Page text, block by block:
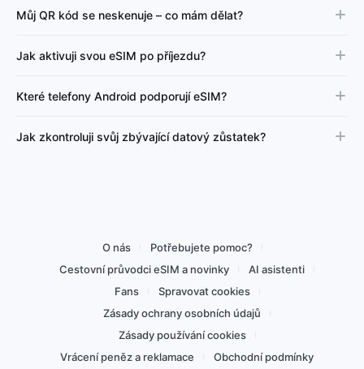
Můj QR kód se neskenuje – co mám dělat?
Jak aktivuji svou eSIM po příjezdu?
Které telefony Android podporují eSIM?
Jak zkontroluji svůj zbývající datový zůstatek?
O nás
Potřebujete pomoc?
Cestovní průvodci eSIM a novinky
AI asistenti
Fans
Spravovat cookies
Zásady ochrany osobních údajů
Zásady používání cookies
Vrácení peněz a reklamace
Obchodní podmínky